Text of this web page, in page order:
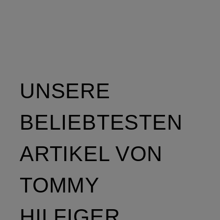
UNSERE
BELIEBTESTEN
ARTIKEL VON
TOMMY